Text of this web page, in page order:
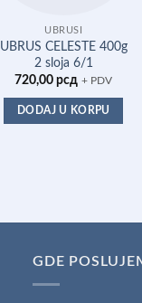
UBRUSI
UBRUS CELESTE 400g
2 sloja 6/1
720,00рсд + PDV
DODAJ U KORPU
GDE